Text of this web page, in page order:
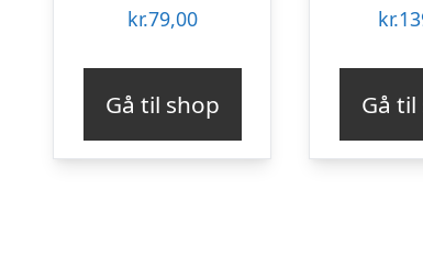
kr.79,00
Gå til shop
kr.
Gå